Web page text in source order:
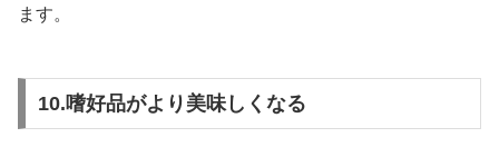
ます。
10.嗜好品がより美味しくなる